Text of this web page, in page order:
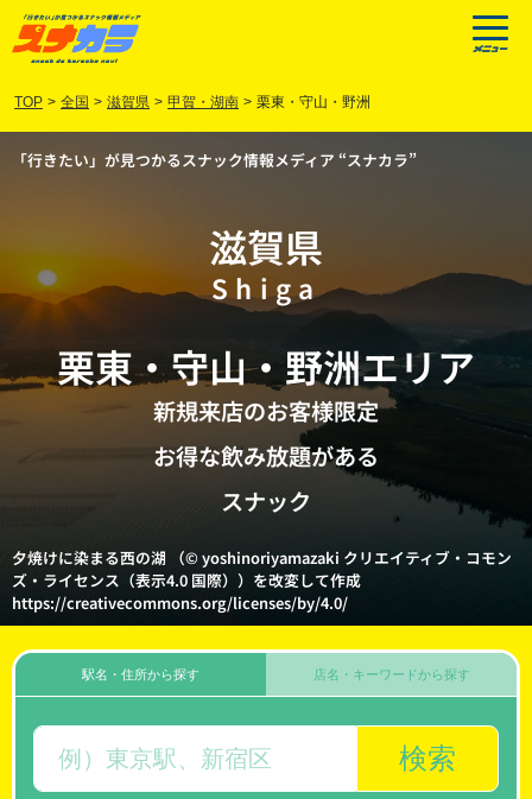
TOP > 全国 > 滋賀県 > 甲賀・湖南 > 栗東・守山・野洲
「行きたい」が見つかるスナック情報メディア “スナカラ”
滋賀県
Shiga
栗東・守山・野洲エリア
新規来店のお客様限定
お得な飲み放題がある
スナック
夕焼けに染まる西の湖 （© yoshinoriyamazaki クリエイティブ・コモン
ズ・ライセンス（表示4.0 国際））を改変して作成
https://creativecommons.org/licenses/by/4.0/
駅名・住所から探す
検索
店名・キーワードから探す